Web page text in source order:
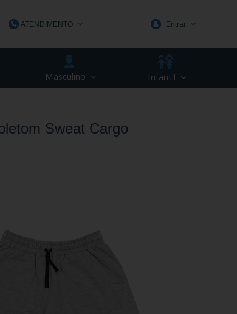
ATENDIMENTO
(48) 3623-1991
Entrar
Masculino Infantil
Sweat Cargo